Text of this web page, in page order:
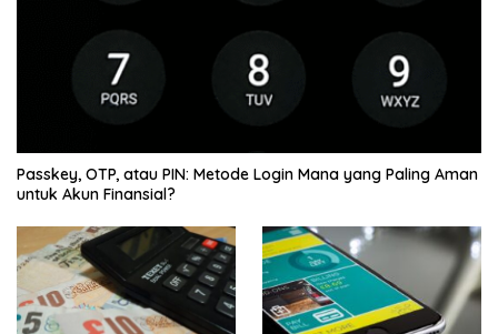
Passkey, OTP, atau PIN: Metode Login Mana yang Paling Aman
untuk Akun Finansial?